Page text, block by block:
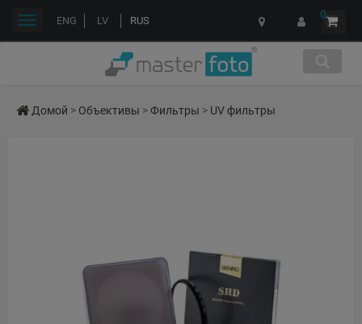
ENG LV RUS 0
Переключить
Домой > Объективы >Фильтры > UV фильтры